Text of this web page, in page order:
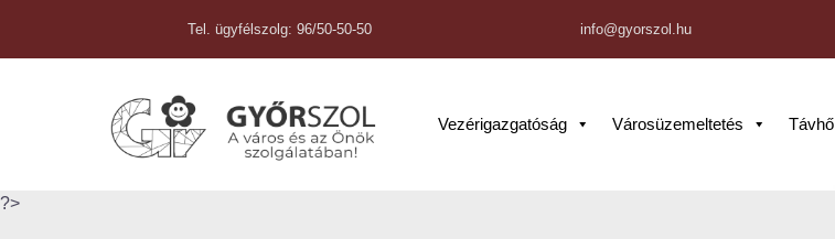
Tel. ügyfélszolg: 96/50-50-50 info@gyorszol.hu
Vezérigazgatóság Városüzemeltetés Távhő
?>